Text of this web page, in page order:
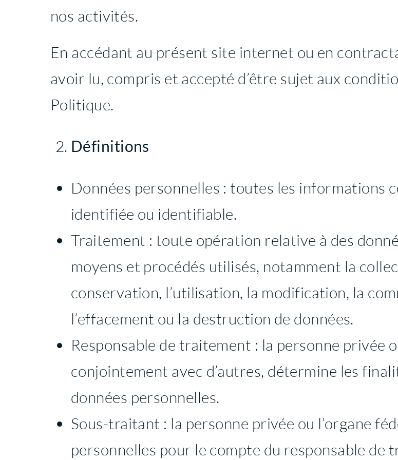
nos activités.
En accédant au présent site internet ou en
avoir lu, compris et accepté d’être sujet aux
Politique.
Définitions
Données personnelles : toutes les informations
identifiée ou identifiable.
Traitement : toute opération relative à des
moyens et procédés utilisés, notamment la
conservation, l’utilisation, la modification, la
l’effacement ou la destruction de données.
Responsable de traitement : la personne privée
conjointement avec d’autres, détermine les
données personnelles.
Sous-traitant : la personne privée ou l’organe
personnelles pour le compte du responsable de